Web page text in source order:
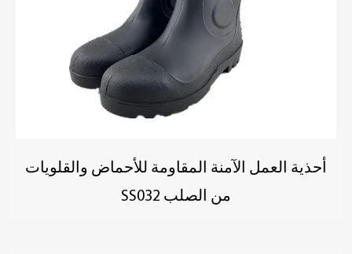
أحذية العمل الآمنة المقاومة للأحماض والقلويات
من الصلب SS032